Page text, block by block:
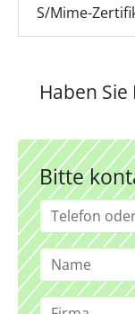
S/Mime-
Haben
Bitte